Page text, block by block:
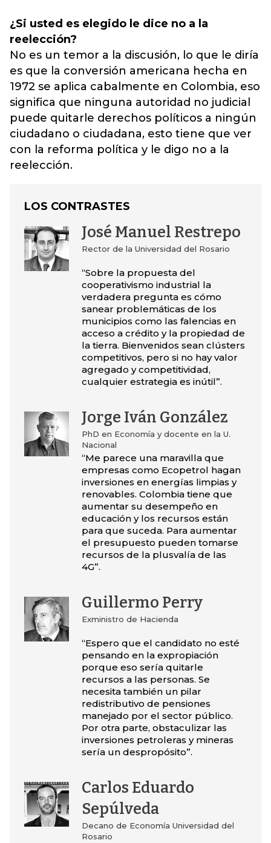
¿Si usted es elegido le dice no a la
reelección?
No es un temor a la discusión, lo que le diría
es que la conversión americana hecha en
1972 se aplica cabalmente en Colombia, eso
significa que ninguna autoridad no judicial
puede quitarle derechos políticos a ningún
ciudadano o ciudadana, esto tiene que ver
con la reforma política y le digo no a la
reelección.
LOS CONTRASTES
José Manuel Restrepo
Rector de la Universidad del Rosario
“Sobre la propuesta del
cooperativismo industrial la
verdadera pregunta es cómo
sanear problemáticas de los
municipios como las falencias en
acceso a crédito y la propiedad de
la tierra. Bienvenidos sean clústers
competitivos, pero si no hay valor
agregado y competitividad,
cualquier estrategia es inútil”.
Jorge Iván González
PhD en Economía y docente en la U.
Nacional
“Me parece una maravilla que
empresas como Ecopetrol hagan
inversiones en energías limpias y
renovables. Colombia tiene que
aumentar su desempeño en
educación y los recursos están
para que suceda. Para aumentar
el presupuesto pueden tomarse
recursos de la plusvalía de las
4G”.
Guillermo Perry
Exministro de Hacienda
“Espero que el candidato no esté
pensando en la expropiación
porque eso sería quitarle
recursos a las personas. Se
necesita también un pilar
redistributivo de pensiones
manejado por el sector público.
Por otra parte, obstaculizar las
inversiones petroleras y mineras
sería un despropósito”.
Carlos Eduardo
Sepúlveda
Decano de Economía Universidad del
Rosario